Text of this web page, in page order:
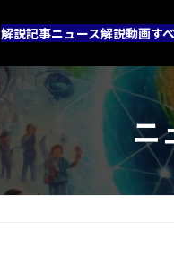
解説記事ニュース解説動画す
ニ